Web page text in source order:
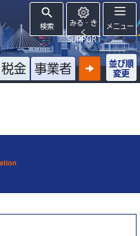
検索
みる・き
く
SUPPORT
メニュー
税金 事業者
並び順
変更